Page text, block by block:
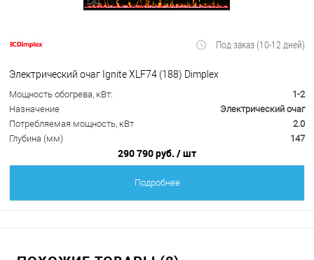
Под заказ (10-12 дней)
Электрический очаг Ignite XLF74 (188) Dimplex
Мощность обогрева, кВт:
1-2
Назначение
Электрический очаг
Потребляемая мощность, кВт
2.0
Глубина (мм)
147
290 790 руб. / шт
Подробнее